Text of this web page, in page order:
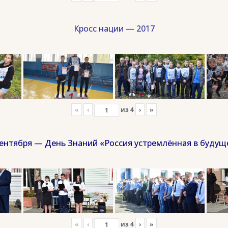
Кросс нации — 2017
« ‹ из 4 › »
— День Знаний «Россия устремлённая в
« ‹ из 4 › »